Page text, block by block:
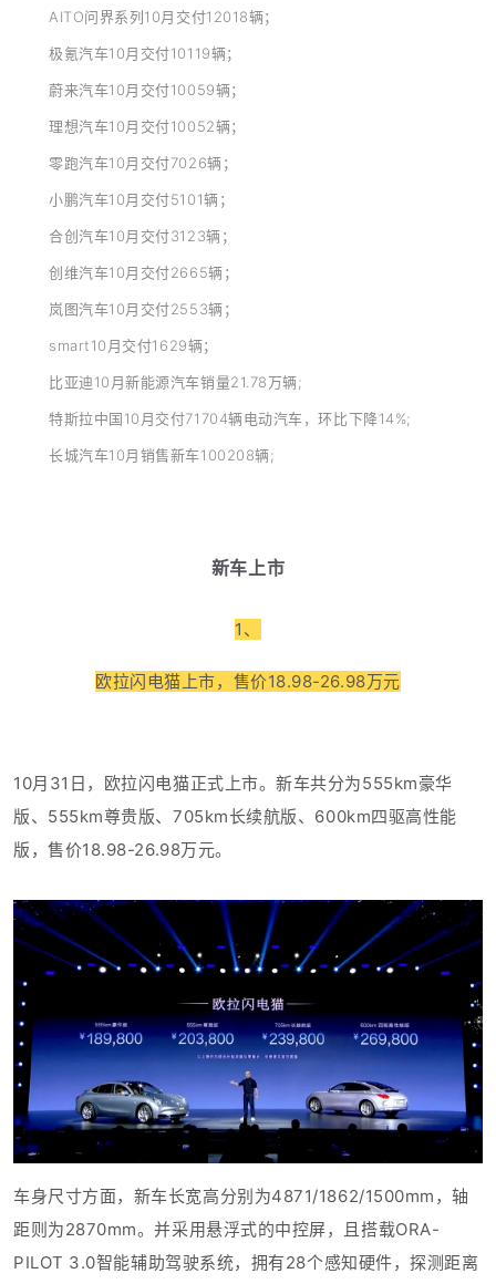
AITO问界系列10月交付12018辆；
极氪汽车10月交付10119辆；
蔚来汽车10月交付10059辆；
理想汽车10月交付10052辆；
零跑汽车10月交付7026辆；
小鹏汽车10月交付5101辆；
合创汽车10月交付3123辆；
创维汽车10月交付2665辆；
岚图汽车10月交付2553辆；
smart10月交付1629辆；
比亚迪10月新能源汽车销量21.78万辆;
特斯拉中国10月交付71704辆电动汽车，环比下降14%;
长城汽车10月销售新车100208辆;
新车上市
1、
欧拉闪电猫上市，售价18.98-26.98万元
10月31日，欧拉闪电猫正式上市。新车共分为555km豪华
版、555km尊贵版、705km长续航版、600km四驱高性能
版，售价18.98-26.98万元。
车身尺寸方面，新车长宽高分别为4871/1862/1500mm，轴
距则为2870mm。并采用悬浮式的中控屏，且 搭载ORA-
PILOT 3.0智能辅助驾驶系统，拥有28个感知硬件，探测距离